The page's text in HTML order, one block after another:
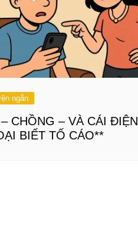
ngắn
CHỒNG – VÀ CÁI ĐIỆN
BIẾT TỐ CÁO**